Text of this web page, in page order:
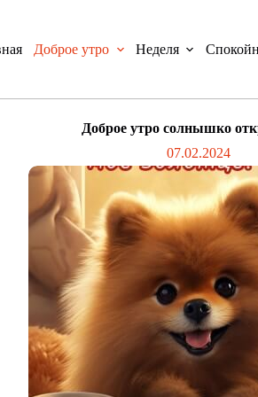
Доброе утро Неделя
Доброе утро солнышко
07.02.2024